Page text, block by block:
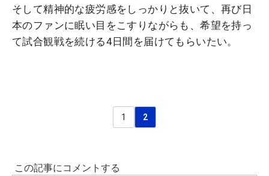
そして精神的な疲労感をしっかりと抜いて、再び日
本のファンに眠い目をこすりながらも、希望を持っ
て試合観戦を続ける4日間を届けてもらいたい。
1 2